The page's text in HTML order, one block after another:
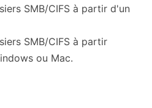
SMB/CIFS à partir d'un
SMB/CIFS à partir
ou Mac.